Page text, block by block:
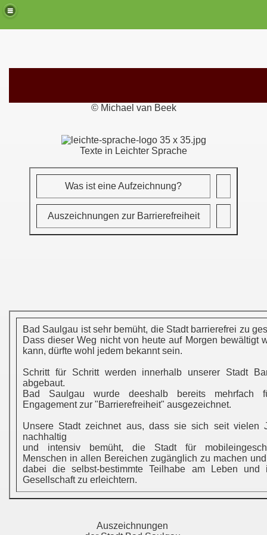
© Michael van Beek
Texte in Leichter Sprache
Was ist eine Aufzeichnung?
Auszeichnungen zur Barrierefreiheit
Bad Saulgau ist sehr bemüht, die Stadt barrierefrei zu
Dass dieser Weg nicht von heute auf Morgen bewältigt
kann, dürfte wohl jedem bekannt sein.
Schritt für Schritt werden innerhalb unserer Stadt
abgebaut.
Bad Saulgau wurde deeshalb bereits mehrfach
Engagement zur "Barrierefreiheit" ausgezeichnet.
Unsere Stadt zeichnet aus, dass sie sich seit vielen
nachhaltig
und intensiv bemüht, die Stadt für
Menschen in allen Bereichen zugänglich zu machen
dabei die selbst-bestimmte Teilhabe am Leben und
Gesellschaft zu erleichtern.
Auszeichnungen